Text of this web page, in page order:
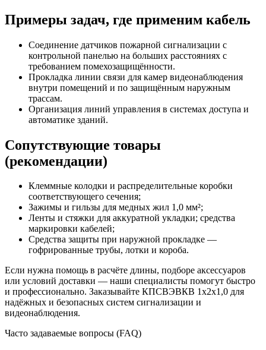
Примеры задач, где применим кабель
Соединение датчиков пожарной сигнализации с
контрольной панелью на больших расстояниях с
требованием помехозащищённости.
Прокладка линии связи для камер видеонаблюдения
внутри помещений и по защищённым наружным
трассам.
Организация линий управления в системах доступа и
автоматике зданий.
Сопутствующие товары
(рекомендации)
Клеммные колодки и распределительные коробки
соответствующего сечения;
Зажимы и гильзы для медных жил 1,0 мм²;
Ленты и стяжки для аккуратной укладки; средства
маркировки кабелей;
Средства защиты при наружной прокладке —
гофрированные трубы, лотки и короба.
Если нужна помощь в расчёте длины, подборе аксессуаров
или условий доставки — наши специалисты помогут быстро
и профессионально. Заказывайте КПСВЭВКВ 1х2х1,0 для
надёжных и безопасных систем сигнализации и
видеонаблюдения.
Часто задаваемые вопросы (FAQ)